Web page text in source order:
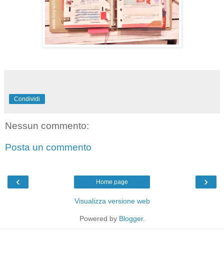
Condividi
Nessun commento:
Posta un commento
‹ ›
Home page
Visualizza versione web
Powered by Blogger.